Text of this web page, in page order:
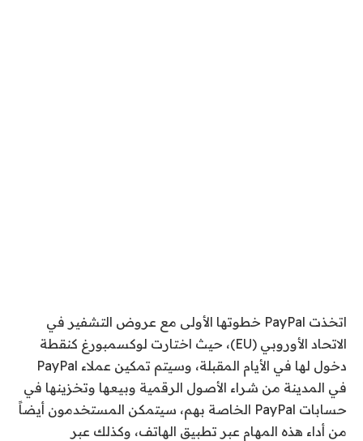
اتخذت PayPal خطوتها الأولى مع عروض التشفير في
الاتحاد الأوروبي (EU)، حيث اختارت لوكسمبورغ كنقطة
دخول لها في الأيام المقبلة، وسيتم تمكين عملاء PayPal
في المدينة من شراء الأصول الرقمية وبيعها وتخزينها في
حسابات PayPal الخاصة بهم، سيتمكن المستخدمون أيضاً
من أداء هذه المهام عبر تطبيق الهاتف، وكذلك عبر